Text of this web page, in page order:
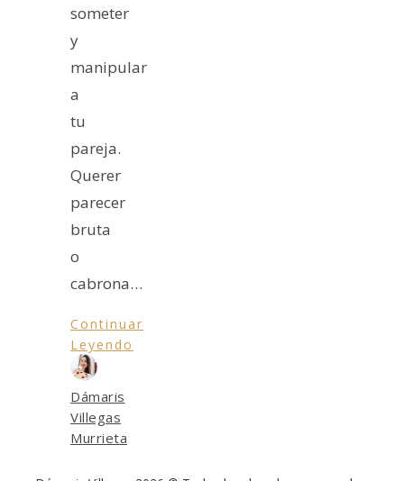
someter
y
manipular
a
tu
pareja.
Querer
parecer
bruta
o
cabrona…
Continuar
Leyendo
Dámaris
Villegas
Murrieta